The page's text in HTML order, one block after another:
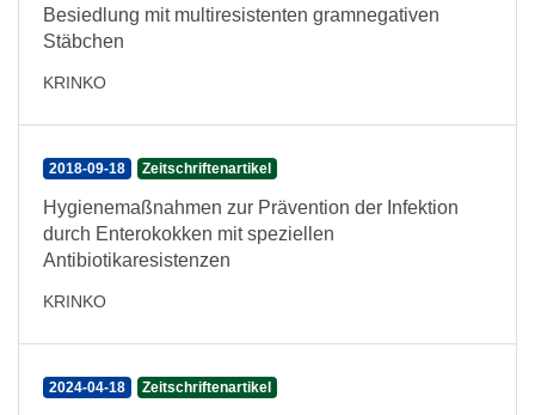
Besiedlung mit multiresistenten gramnegativen
Stäbchen
KRINKO
2018-09-18 Zeitschriftenartikel
Hygienemaßnahmen zur Prävention der Infektion
durch Enterokokken mit speziellen
Antibiotikaresistenzen
KRINKO
2024-04-18 Zeitschriftenartikel